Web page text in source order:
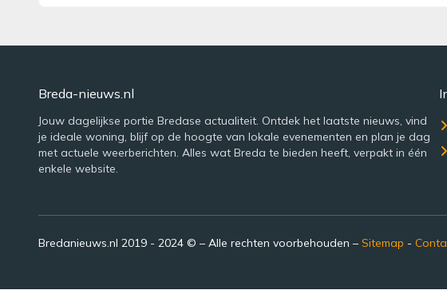
Breda-nieuws.nl
Jouw dagelijkse portie Bredase actualiteit. Ontdek het laatste nieuws, vind
je ideale woning, blijf op de hoogte van lokale evenementen en plan je dag
met actuele weerberichten. Alles wat Breda te bieden heeft, verpakt in één
enkele website.
Bredanieuws.nl 2019 - 2024 © – Alle rechten voorbehouden – Sitemap -